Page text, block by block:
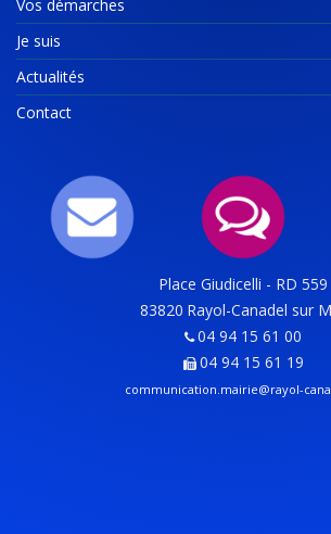
Vos démarches
Je suis
Actualités
Contact
Place Giudicelli - RD 559
83820 Rayol-Canadel sur
04 94 15 61 00
04 94 15 61 19
communication.mairie@rayol-